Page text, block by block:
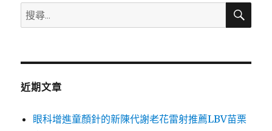
搜
尋
鍵
搜
近期文章
眼科增進童顏針的新陳代謝老花雷射推薦LBV苗栗